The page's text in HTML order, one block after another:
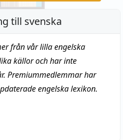
till svenska
från vår lilla engelska
källor och har inte
Premiummedlemmar har
engelska lexikon.